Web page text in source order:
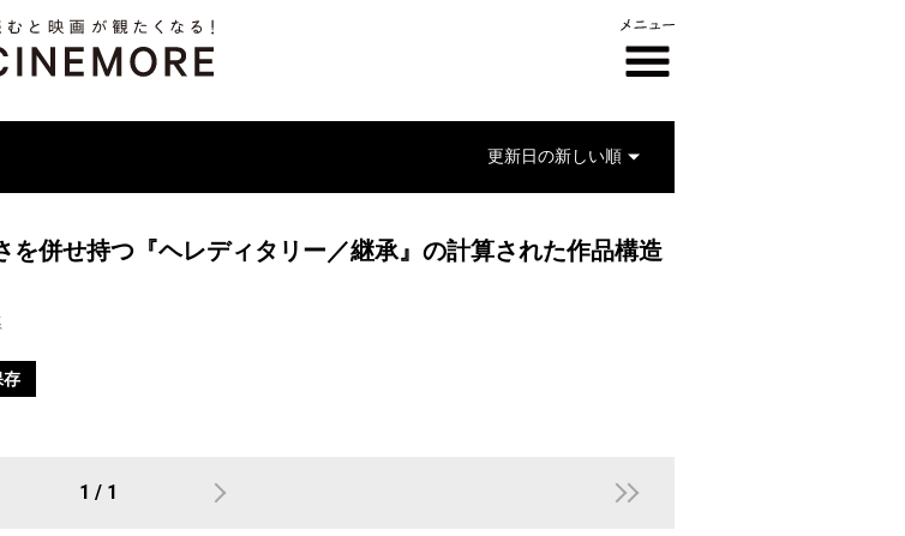
を併せ持つ『ヘレディタリー／継承』の計算された作品構造
存
1 / 1